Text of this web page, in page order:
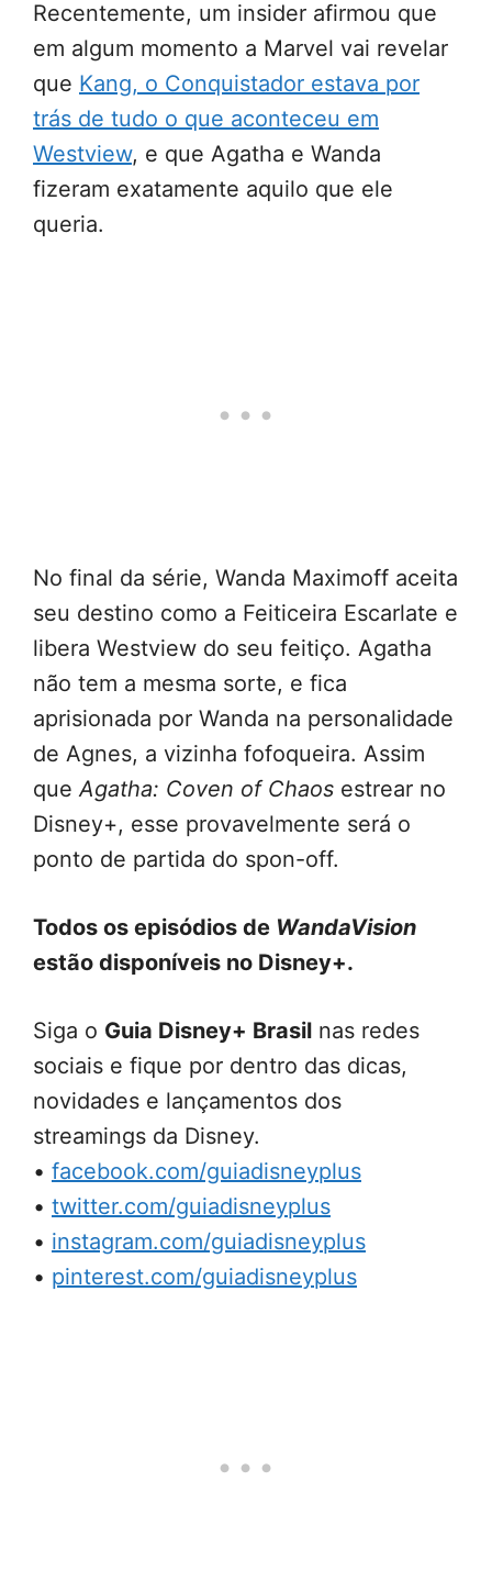
Recentemente, um insider afirmou que
em algum momento a Marvel vai revelar
que Kang, o Conquistador estava por
trás de tudo o que aconteceu em
Westview, e que Agatha e Wanda
fizeram exatamente aquilo que ele
queria.
No final da série, Wanda Maximoff aceita
seu destino como a Feiticeira Escarlate e
libera Westview do seu feitiço. Agatha
não tem a mesma sorte, e fica
aprisionada por Wanda na personalidade
de Agnes, a vizinha fofoqueira. Assim
queAgatha: Coven of Chaos estrear no
Disney+, esse provavelmente será o
ponto de partida do spon-off.
Todos os episódios de WandaVision
estão disponíveis no Disney+.
Siga o Guia Disney+ Brasil nas redes
sociais e fique por dentro das dicas,
novidades e lançamentos dos
streamings da Disney.
• facebook.com/guiadisneyplus
• twitter.com/guiadisneyplus
• instagram.com/guiadisneyplus
• pinterest.com/guiadisneyplus